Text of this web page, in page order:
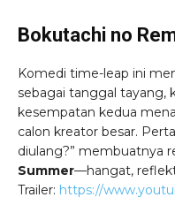
Bokutachi no
Komedi time-leap ini
sebagai tanggal tayang,
kesempatan kedua
calon kreator besar.
diulang?” membuatnya
Summer—hangat,
Trailer: https://